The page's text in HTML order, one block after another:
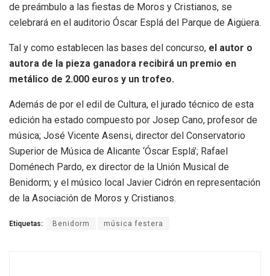
de preámbulo a las fiestas de Moros y Cristianos, se
celebrará en el auditorio Óscar Esplá del Parque de Aigüera.
Tal y como establecen las bases del concurso, el autor o
autora de la pieza ganadora recibirá un premio en
metálico de 2.000 euros y un trofeo.
Además de por el edil de Cultura, el jurado técnico de esta
edición ha estado compuesto por Josep Cano, profesor de
música; José Vicente Asensi, director del Conservatorio
Superior de Música de Alicante ‘Óscar Esplá’; Rafael
Doménech Pardo, ex director de la Unión Musical de
Benidorm; y el músico local Javier Cidrón en representación
de la Asociación de Moros y Cristianos.
Etiquetas: Benidorm música festera